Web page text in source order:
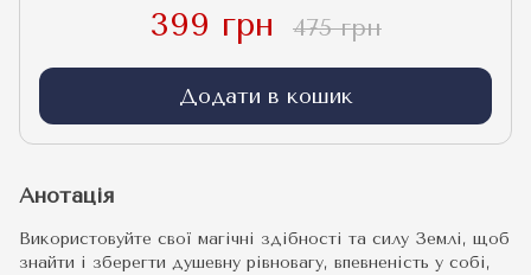
399 грн 475 грн
Додати в кошик
Анотація
Використовуйте свої магічні здібності та силу Землі, щоб
знайти і зберегти душевну рівновагу, впевненість у собі,